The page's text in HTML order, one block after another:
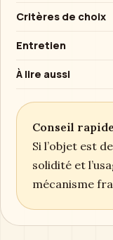
Critères de choix
Entretien
À lire aussi
Conseil rapide
Si l’objet est
solidité et
mécanisme